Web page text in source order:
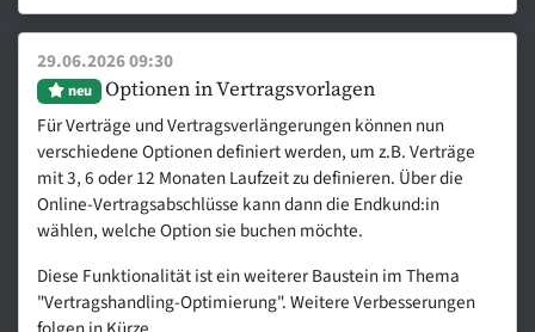
29.06.2026 09:30
neu Optionen in Vertragsvorlagen
Für Verträge und Vertragsverlängerungen können nun
verschiedene Optionen definiert werden, um z.B. Verträge
mit 3, 6 oder 12 Monaten Laufzeit zu definieren. Über die
Online-Vertragsabschlüsse kann dann die Endkund:in
wählen, welche Option sie buchen möchte.
Diese Funktionalität ist ein weiterer Baustein im Thema
"Vertragshandling-Optimierung". Weitere Verbesserungen